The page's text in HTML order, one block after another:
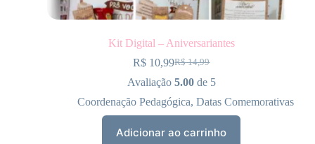
Kit Digital – Aniversariantes
R$14,99
R$ 10,99
Avaliação 5.00de 5
Coordenação Pedagógica, Datas Comemorativas
Adicionar ao carrinho